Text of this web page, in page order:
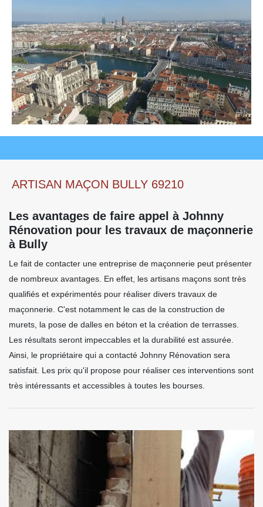
ARTISAN MAÇON BULLY 69210
Les avantages de faire appel à Johnny
Rénovation pour les travaux de maçonnerie
à Bully
Le fait de contacter une entreprise de maçonnerie peut présenter
de nombreux avantages. En effet, les artisans maçons sont très
qualifiés et expérimentés pour réaliser divers travaux de
maçonnerie. C'est notamment le cas de la construction de
murets, la pose de dalles en béton et la création de terrasses.
Les résultats seront impeccables et la durabilité est assurée.
Ainsi, le propriétaire qui a contacté Johnny Rénovation sera
satisfait. Les prix qu'il propose pour réaliser ces interventions sont
très intéressants et accessibles à toutes les bourses.